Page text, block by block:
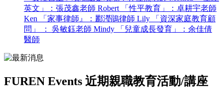
英文」：張茂鑫老師 Robert
「性平教育」：卓耕宇老師
Ken
「家事律師』：酈瀅鵑律師 Lily
「資深家庭教育顧
問」 ： 吳敏鈺老師 Mindy
「兒童成長發育」：余佳倩
醫師
FUREN Events 近期親職教育活動/講座